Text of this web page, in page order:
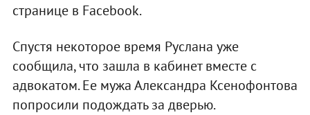
странице в Facebook.
Спустя некоторое время Руслана уже
сообщила, что зашла в кабинет вместе с
адвокатом. Ее мужа Александра Ксенофонтова
попросили подождать за дверью.